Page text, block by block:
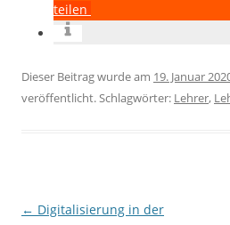
teilen
Dieser Beitrag wurde am 19. Januar
veröffentlicht. Schlagwörter: Lehrer,
Beitragsnavigation
← Digitalisierung in der